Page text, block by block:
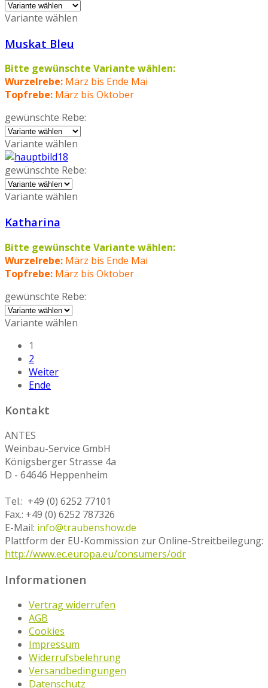
Variante wählen
Muskat Bleu
Bitte gewünschte Variante wählen:
Wurzelrebe: März bis Ende Mai
Topfrebe: März bis Oktober
gewünschte Rebe:
Variante wählen
gewünschte Rebe:
Variante wählen
Katharina
Bitte gewünschte Variante wählen:
Wurzelrebe: März bis Ende Mai
Topfrebe: März bis Oktober
gewünschte Rebe:
Variante wählen
1
2
Weiter
Ende
Kontakt
ANTES
Weinbau-Service GmbH
Königsberger Strasse 4a
D - 64646 Heppenheim
Tel.: +49 (0) 6252 77101
Fax.: +49 (0) 6252 787326
E-Mail: info@traubenshow.de
Plattform der EU-Kommission zur Online-Streitbeilegung:
http://www.ec.europa.eu/consumers/odr
Informationen
Vertrag widerrufen
AGB
Cookies
Impressum
Widerrufsbelehrung
Versandbedingungen
Datenschutz